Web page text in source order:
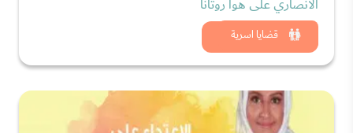
قضايا اسرية
شاهد الان